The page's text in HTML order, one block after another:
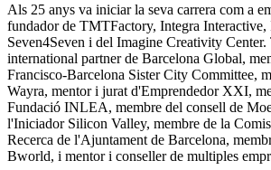
Als 25 anys va iniciar la seva carrera com a
fundador de TMTFactory, Integra Interactive,
Seven4Seven i del Imagine Creativity Center.
international partner de Barcelona Global,
Francisco-Barcelona Sister City Committee,
Wayra, mentor i jurat d'Emprendedor XXI,
Fundació INLEA, membre del consell de
l'Iniciador Silicon Valley, membre de la
Recerca de l'Ajuntament de Barcelona,
Bworld, i mentor i conseller de multiples